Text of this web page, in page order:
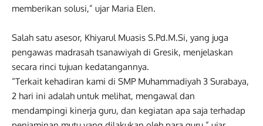
memberikan solusi,” ujar Maria Elen.
Salah satu asesor, Khiyarul Muasis S.Pd.M.Si, yang juga
pengawas madrasah tsanawiyah di Gresik, menjelaskan
secara rinci tujuan kedatangannya.
“Terkait kehadiran kami di SMP Muhammadiyah 3 Surabaya,
2 hari ini adalah untuk melihat, mengawal dan
mendampingi kinerja guru, dan kegiatan apa saja terhadap